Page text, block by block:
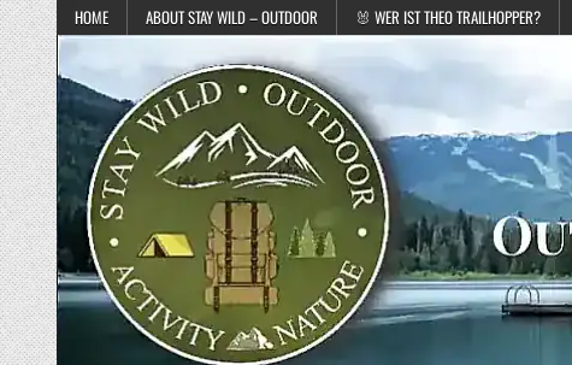
Skip to content
HOME ABOUT STAY WILD – OUTDOOR 🐰 WER IST THEO TRAILHOPPER?